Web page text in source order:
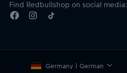
Find Redbullshop on social media:
Germany | German